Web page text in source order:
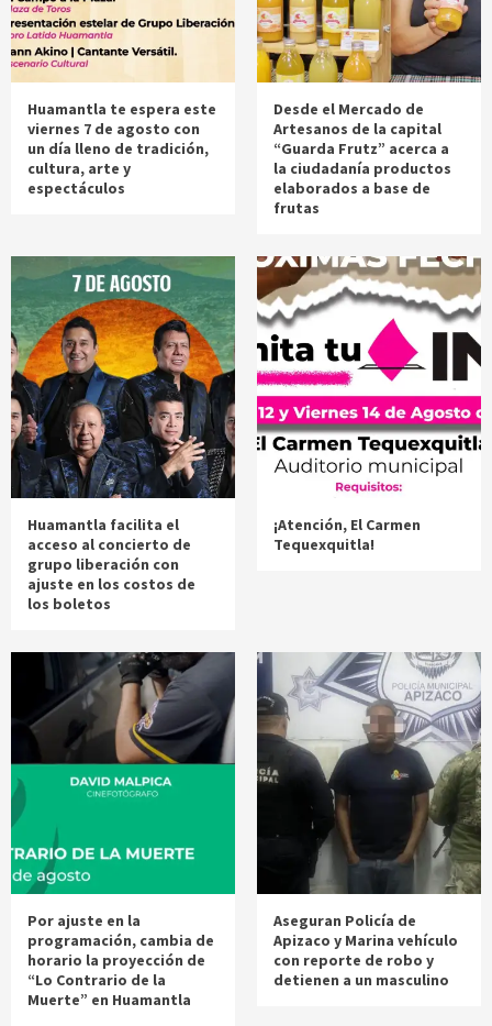
Huamantla te espera este
viernes 7 de agosto con
un día lleno de tradición,
cultura, arte y
espectáculos
Desde el Mercado de
Artesanos de la capital
“Guarda Frutz” acerca a
la ciudadanía productos
elaborados a base de
frutas
Huamantla facilita el
acceso al concierto de
grupo liberación con
ajuste en los costos de
los boletos
¡Atención, El Carmen
Tequexquitla!
Por ajuste en la
programación, cambia de
horario la proyección de
“Lo Contrario de la
Muerte” en Huamantla
Aseguran Policía de
Apizaco y Marina vehículo
con reporte de robo y
detienen a un masculino